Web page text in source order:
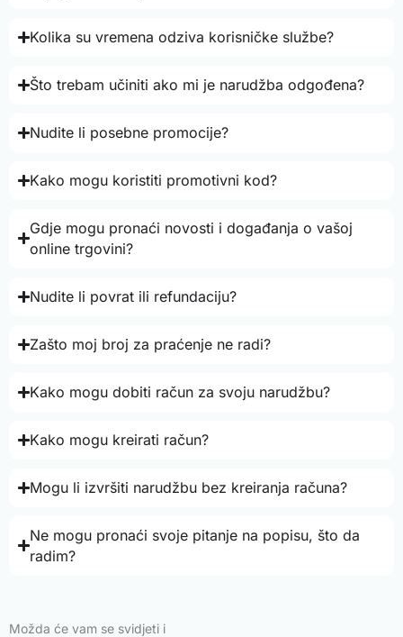
Kolika su vremena odziva korisničke službe?
Što trebam učiniti ako mi je narudžba odgođena?
Nudite li posebne promocije?
Kako mogu koristiti promotivni kod?
Gdje mogu pronaći novosti i događanja o vašoj
online trgovini?
Nudite li povrat ili refundaciju?
Zašto moj broj za praćenje ne radi?
Kako mogu dobiti račun za svoju narudžbu?
Kako mogu kreirati račun?
Mogu li izvršiti narudžbu bez kreiranja računa?
Ne mogu pronaći svoje pitanje na popisu, što da
radim?
Možda će vam se svidjeti i